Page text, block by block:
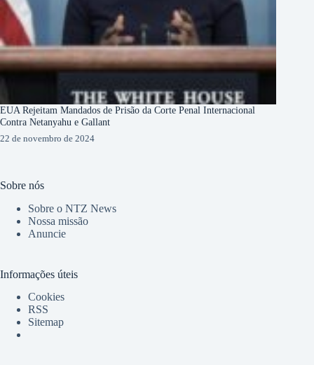
EUA Rejeitam Mandados de Prisão da Corte Penal Internacional
Contra Netanyahu e Gallant
22 de novembro de 2024
Sobre nós
Sobre o NTZ News
Nossa missão
Anuncie
Informações úteis
Cookies
RSS
Sitemap